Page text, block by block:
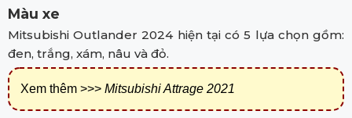
Màu xe
Mitsubishi Outlander 2024 hiện tại có 5 lựa chọn gồm:
đen, trắng, xám, nâu và đỏ.
Xem thêm >>> Mitsubishi Attrage 2021